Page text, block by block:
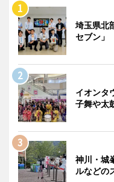
埼玉県北
セブン」
イオンタ
子舞や太
神川・城
ルなどの